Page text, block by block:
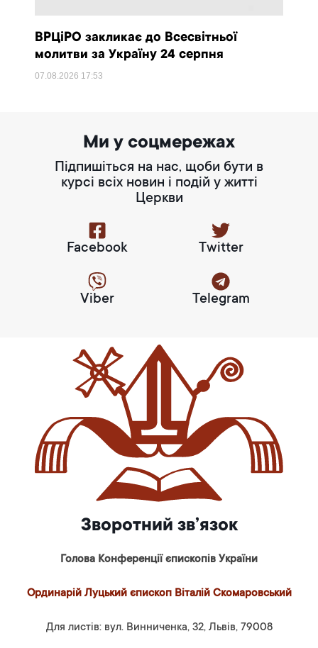
ВРЦіРО закликає до Всесвітньої
молитви за Україну 24 серпня
07.08.2026 17:53
Ми у соцмережах
Підпишіться на нас, щоби бути в
курсі всіх новин і подій у житті
Церкви
Facebook Twitter
Viber Telegram
Зворотний зв’язок
Голова Конференції єпископів України
Ординарій Луцький єпископ Віталій Скомаровський
Для листів: вул. Винниченка, 32, Львів, 79008